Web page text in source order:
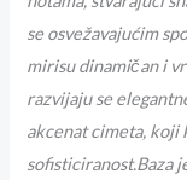
se osvežavajućim
mirisu dinamičan i
razvijaju se
akcenat cimeta,
sofisticiranost.Baza